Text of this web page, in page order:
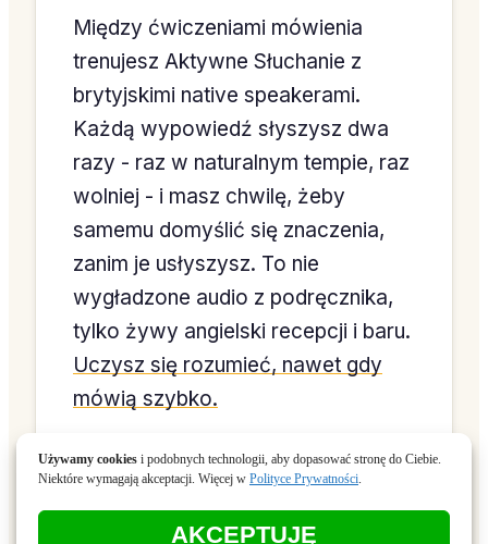
Używamy cookies i podobnych technologii, aby dopasować stronę do Ciebie.
Niektóre wymagają akceptacji. Więcej w Polityce Prywatności.
AKCEPTUJĘ
Między ćwiczeniami mówienia
trenujesz Aktywne Słuchanie z
brytyjskimi native speakerami.
Każdą wypowiedź słyszysz dwa
razy - raz w naturalnym tempie, raz
wolniej - i masz chwilę, żeby
samemu domyślić się znaczenia,
zanim je usłyszysz. To nie
wygładzone audio z podręcznika,
tylko żywy angielski recepcji i baru.
Uczysz się rozumieć, nawet gdy
mówią szybko.